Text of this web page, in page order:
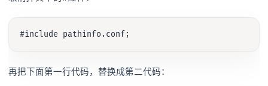
再把下面第一行代码，替换成第二代码：